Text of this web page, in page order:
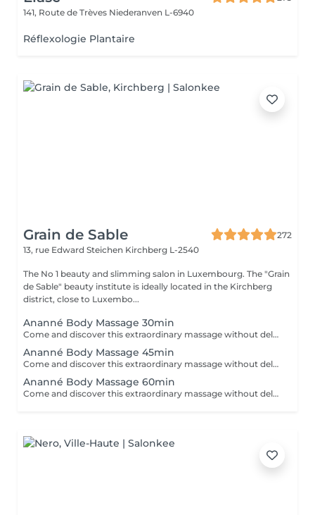
141, Route de Trèves Niederanven L-6940
Réflexologie Plantaire
Grain de Sable
272
13, rue Edward Steichen Kirchberg L-2540
The No 1 beauty and slimming salon in Luxembourg. The "Grain
de Sable" beauty institute is ideally located in the Kirchberg
district, close to Luxembo...
Ananné Body Massage 30min
Come and discover this extraordinary massage without delay First of all we use a vegetable and pure oil then we massage the whole body by alternating brushes and stones. Relaxation guaranteed! The body is relaxed and toned.
Ananné Body Massage 45min
Come and discover this extraordinary massage without delay. First of all we use a vegetable and pure oil then we massage the whole body by alternating brushes and stones. Relaxation guaranteed! The body is relaxed and toned.
Ananné Body Massage 60min
Come and discover this extraordinary massage without delay. First of all we use a vegetable and pure oil then we massage the whole body by alternating brushes and stones. Relaxation guaranteed! The body is relaxed and toned.